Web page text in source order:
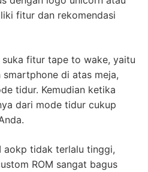
fitur dan rekomendasi
suka fitur tape to wake, yaitu
di atas meja,
tidur. Kemudian ketika
dari mode tidur cukup
aokp tidak terlalu tinggi,
ROM sangat bagus